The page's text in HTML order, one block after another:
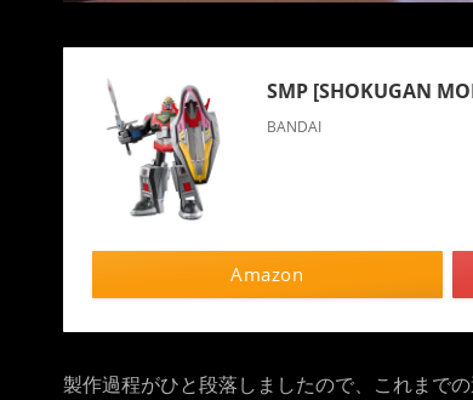
SMP [SHOKUGAN
BANDAI
Amazon
製作過程がひと段落しましたので、これまで